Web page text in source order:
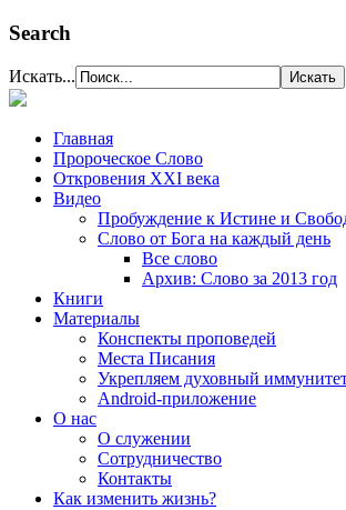
Search
Искать...
Главная
Пророческое Слово
Откровения ХХІ века
Видео
Пробуждение к Истине и
Слово от Бога на каждый день
Все слово
Архив: Слово за 2013 год
Книги
Материалы
Конспекты проповедей
Места Писания
Укрепляем духовный
Android-приложение
О нас
О служении
Сотрудничество
Контакты
Как изменить жизнь?